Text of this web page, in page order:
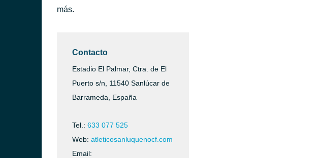
más.
Contacto
Estadio El Palmar, Ctra. de El
Puerto s/n, 11540 Sanlúcar de
Barrameda, España
Tel.: 633 077 525
Web: atleticosanluquenocf.com
Email: